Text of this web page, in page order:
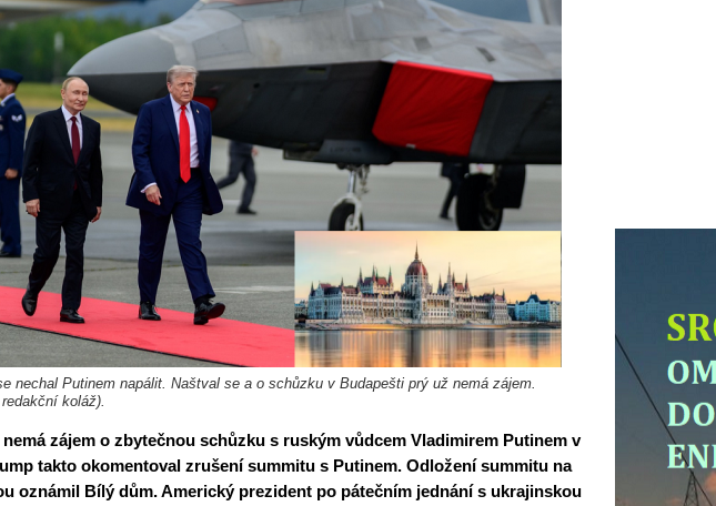
nechal Putinem napálit. Naštval se a o schůzku v Budapešti prý už nemá zájem.
koláž).
zájem o zbytečnou schůzku s ruským vůdcem Vladimirem Putinem v
takto okomentoval zrušení summitu s Putinem. Odložení summitu na
oznámil Bílý dům. Americký prezident po pátečním jednání s ukrajinskou